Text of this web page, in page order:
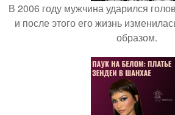
В 2006 году мужчина ударился
и после этого его жизнь
образом.